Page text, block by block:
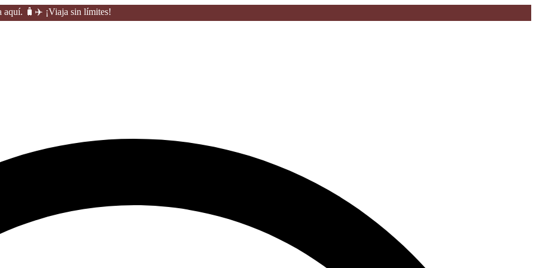
aquí. 🧳✈️ ¡Viaja sin límites!